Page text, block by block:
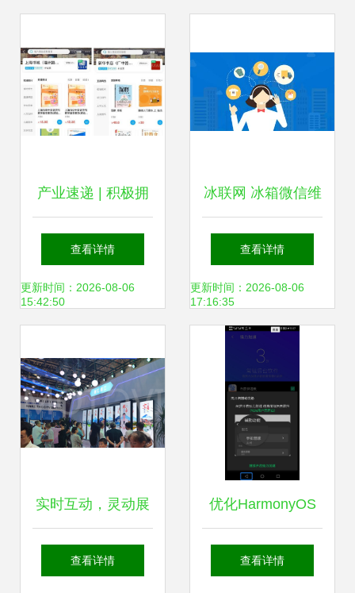
产业速递 | 积极拥
抱数字化转型，文
化产业解码线上新
查看详情
更新时间：2026-08-06
15:42:50
冰联网 冰箱微信维
修服务系统的数字
文化创意设计与技
术实现
查看详情
更新时间：2026-08-06
17:16:35
实时互动，灵动展
示 互动滑轨屏如何
查看详情
优化HarmonyOS
体验 关于腾讯手机
查看详情